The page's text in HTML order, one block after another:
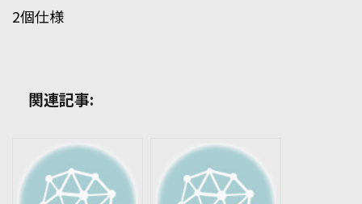
2個仕様
関連記事: